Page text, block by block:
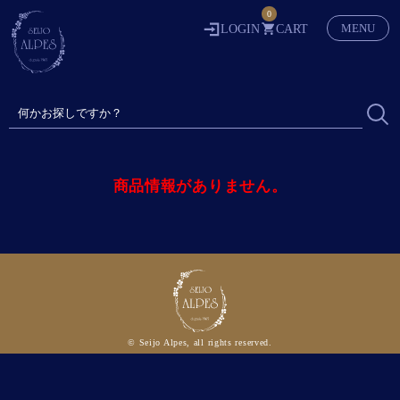
LOGIN CART
0
MENU
商品情報がありません。
© Seijo Alpes, all rights reserved.